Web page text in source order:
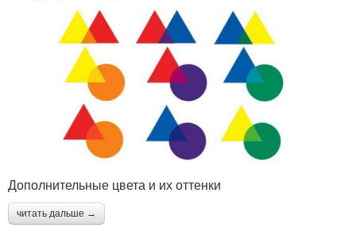
Дополнительные цвета и их оттенки
читать дальше →